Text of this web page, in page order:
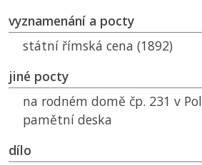
vyznamenání a pocty
státní římská cena (1892)
jiné pocty
na rodném domě čp. 231 v
pamětní deska
dílo